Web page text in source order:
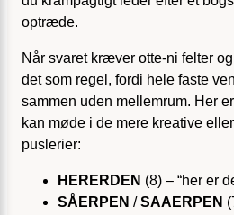
optræde.
Når svaret kræver otte-ni felter og
det som regel, fordi hele faste
sammen uden mellemrum. Her
kan møde i de mere kreative
puslerier:
HERERDEN (8) – “her er
SÅERPEN /SAAERPEN